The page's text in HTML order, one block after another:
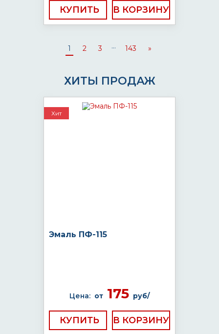
КУПИТЬ
1 2 3 ... 143 »
ХИТЫ ПРОДАЖ
Хит
Эмаль ПФ-115
Цена: от 175 руб/
КУПИТЬ